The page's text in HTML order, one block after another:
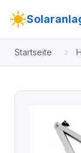
Startseite